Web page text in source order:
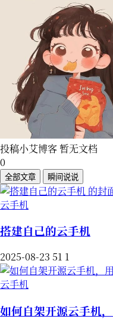
投稿小艾博客暂无文档
0
全部文章 瞬间说说
云手机
搭建自己的云手机
2025-08-23 51 1
云手机
如何自架开源云手机